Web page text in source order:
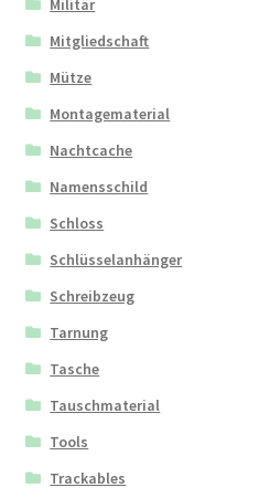
Militär
Mitgliedschaft
Mütze
Montagematerial
Nachtcache
Namensschild
Schloss
Schlüsselanhänger
Schreibzeug
Tarnung
Tasche
Tauschmaterial
Tools
Trackables